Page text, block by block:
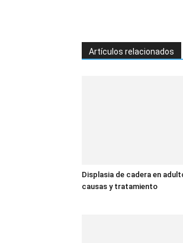
Artículos relacionados
Displasia de cadera en
causas y tratamiento